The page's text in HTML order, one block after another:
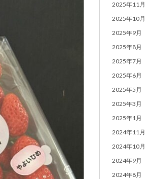
2025年11月
2025年10月
2025年9月
2025年8月
2025年7月
2025年6月
2025年5月
2025年3月
2025年1月
2024年11月
2024年10月
2024年9月
2024年8月